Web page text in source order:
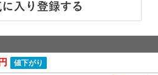
値下がり